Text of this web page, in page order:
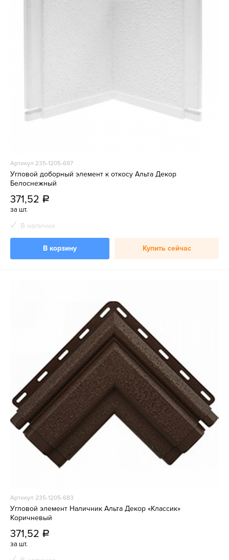
Артикул 235-1205-697
Угловой доборный элемент к откосу Альта Декор
Белоснежный
371,52 a
за шт.
В наличии
В корзину Купить сейчас
Артикул 235-1205-683
Угловой элемент Наличник Альта Декор «Классик»
Коричневый
371,52 a
за шт.